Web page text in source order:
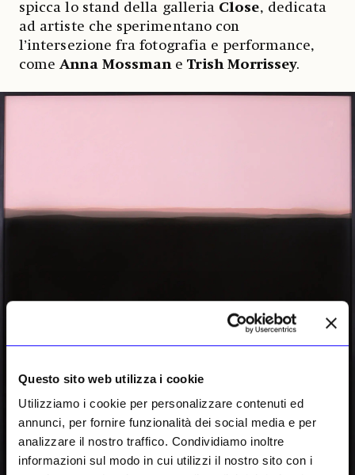
Questo sito web utilizza i cookie
Utilizziamo i cookie per personalizzare contenuti ed
annunci, per fornire funzionalità dei social media e per
analizzare il nostro traffico. Condividiamo inoltre
informazioni sul modo in cui utilizzi il nostro sito con i
spicca lo stand della galleria Close, dedicata
ad artiste che sperimentano con
l’intersezione fra fotografia e performance,
comeAnna MossmaneTrish Morrissey.